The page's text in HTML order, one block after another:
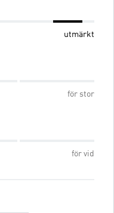
utmärkt
för stor
för vid